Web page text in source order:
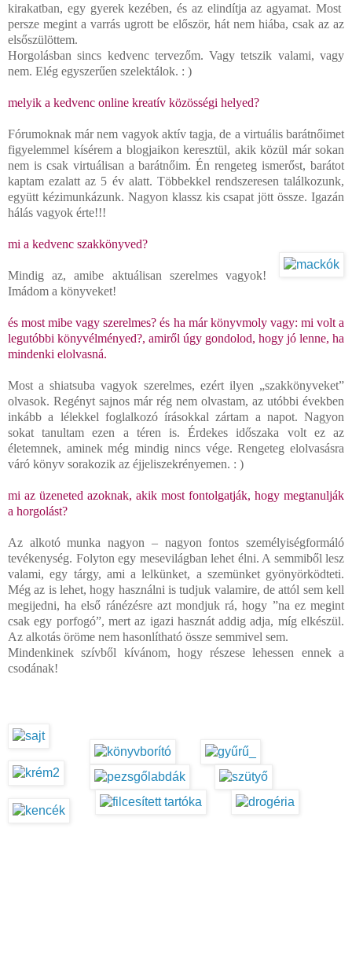
kirakatban, egy gyerek kezében, és az elindítja az agyamat. Most
persze megint a varrás ugrott be először, hát nem hiába, csak az az
elsőszülöttem.
Horgolásban sincs kedvenc tervezőm. Vagy tetszik valami, vagy
nem. Elég egyszerűen szelektálok. : )
melyik a kedvenc online kreatív közösségi helyed?
Fórumoknak már nem vagyok aktív tagja, de a virtuális barátnőimet
figyelemmel kísérem a blogjaikon keresztül, akik közül már sokan
nem is csak virtuálisan a barátnőim. Én rengeteg ismerőst, barátot
kaptam ezalatt az 5 év alatt. Többekkel rendszeresen találkozunk,
együtt kézimunkázunk. Nagyon klassz kis csapat jött össze. Igazán
hálás vagyok érte!!!
mi a kedvenc szakkönyved?
Mindig az, amibe aktuálisan szerelmes vagyok!
Imádom a könyveket!
és most mibe vagy szerelmes? és ha már könyvmoly vagy: mi volt a
legutóbbi könyvélményed?, amiről úgy gondolod, hogy jó lenne, ha
mindenki elolvasná.
Most a shiatsuba vagyok szerelmes, ezért ilyen „szakkönyveket”
olvasok. Regényt sajnos már rég nem olvastam, az utóbbi években
inkább a lélekkel foglalkozó írásokkal zártam a napot. Nagyon
sokat tanultam ezen a téren is. Érdekes időszaka volt ez az
életemnek, aminek még mindig nincs vége. Rengeteg elolvasásra
váró könyv sorakozik az éjjeliszekrényemen. : )
mi az üzeneted azoknak, akik most fontolgatják, hogy megtanulják
a horgolást?
Az alkotó munka nagyon – nagyon fontos személyiségformáló
tevékenység. Folyton egy mesevilágban lehet élni. A semmiből lesz
valami, egy tárgy, ami a lelkünket, a szemünket gyönyörködteti.
Még az is lehet, hogy használni is tudjuk valamire, de attól sem kell
megijedni, ha első ránézésre azt mondjuk rá, hogy ”na ez megint
csak egy porfogó”, mert az igazi hasznát addig adja, míg elkészül.
Az alkotás öröme nem hasonlítható össze semmivel sem.
Mindenkinek szívből kívánom, hogy részese lehessen ennek a
csodának!